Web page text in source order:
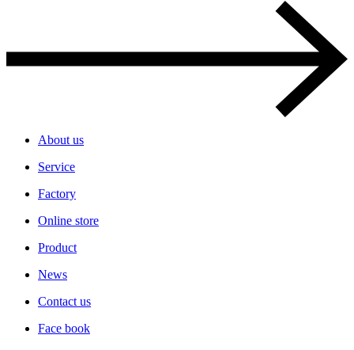
About us
Service
Factory
Online store
Product
News
Contact us
Face book